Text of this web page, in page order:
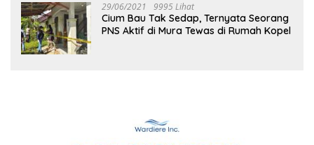
29/06/2021 9995 Lihat
Cium Bau Tak Sedap, Ternyata Seorang
PNS Aktif di Mura Tewas di Rumah Kopel